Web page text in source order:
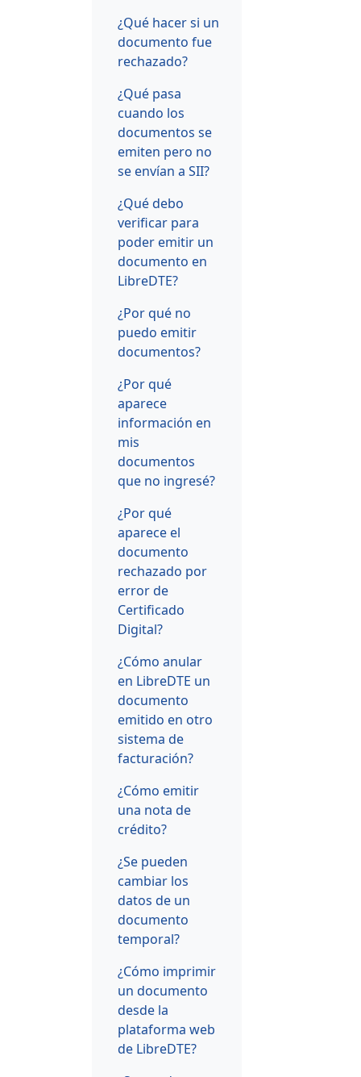
¿Qué hacer si un
documento fue
rechazado?
¿Qué pasa
cuando los
documentos se
emiten pero no
se envían a SII?
¿Qué debo
verificar para
poder emitir un
documento en
LibreDTE?
¿Por qué no
puedo emitir
documentos?
¿Por qué
aparece
información en
mis
documentos
que no ingresé?
¿Por qué
aparece el
documento
rechazado por
error de
Certificado
Digital?
¿Cómo anular
en LibreDTE un
documento
emitido en otro
sistema de
facturación?
¿Cómo emitir
una nota de
crédito?
¿Se pueden
cambiar los
datos de un
documento
temporal?
¿Cómo imprimir
un documento
desde la
plataforma web
de LibreDTE?